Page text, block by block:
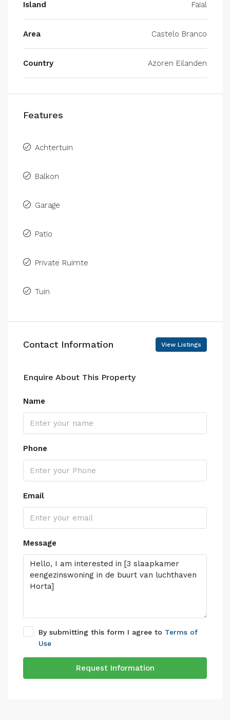
Island Faial
Area Castelo Branco
Country Azoren Eilanden
Features
Achtertuin
Balkon
Garage
Patio
Private Ruimte
Tuin
Contact Information View Listings
Enquire About This Property
Name
Phone
Email
Message
By submitting this form I agree to Terms of
Use
Request Information